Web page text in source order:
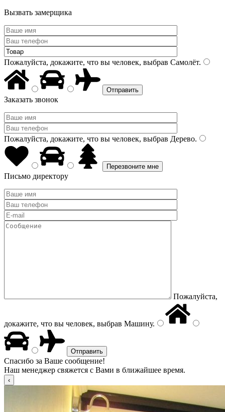
Вызвать замерщика
Пожалуйста, докажите, что вы человек, выбрав Самолёт.
Заказать звонок
Пожалуйста, докажите, что вы человек, выбрав Дерево.
Письмо директору
Пожалуйста,
докажите, что вы человек, выбрав Машину.
Спасибо за Ваше сообщение!
Наш менеджер свяжется с Вами в ближайшее время.